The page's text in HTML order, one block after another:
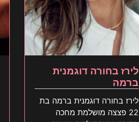
לירז בחורה דוגמנית
ברמה
לירז בחורה דוגמנית ברמה בת
22 פצצה מושלמת מחכה